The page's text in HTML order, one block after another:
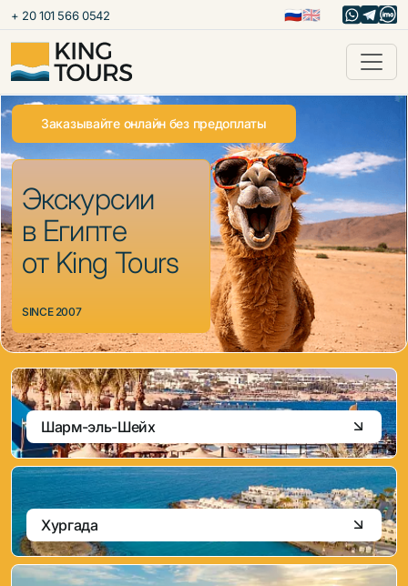
+ 20 101 566 0542 🇷🇺🇬🇧
Заказывайте онлайн без предоплаты
Экскурсии
в Египте
от King Tours
SINCE 2007
Шарм-эль-Шейх
Хургада